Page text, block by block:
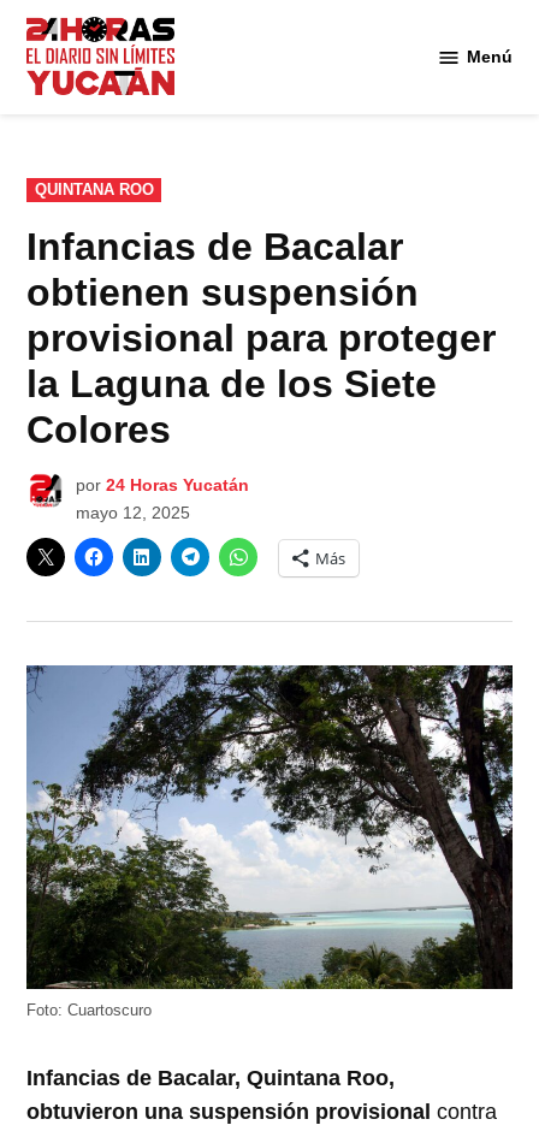
Saltar
contenido
Menú
PUBLICADO
EN
QUINTANA ROO
Infancias de Bacalar
obtienen suspensión
provisional para proteger
la Laguna de los Siete
Colores
por 24 Horas Yucatán
mayo 12, 2025
Más
Foto: Cuartoscuro
Infancias de Bacalar, Quintana Roo,
obtuvieron una suspensión provisional contra